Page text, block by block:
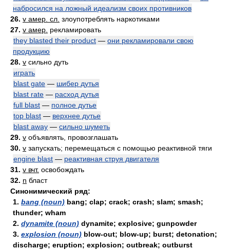
набросился на ложный идеализм своих противников
26. v амер. сл. злоупотреблять наркотиками
27. v амер. рекламировать
they blasted their product — они рекламировали свою
продукцию
28. v сильно дуть
играть
blast gate — шибер дутья
blast rate — расход дутья
full blast — полное дутье
top blast — верхнее дутье
blast away — сильно шуметь
29. v объявлять, провозглашать
30. v запускать; перемещаться с помощью реактивной тяги
engine blast — реактивная струя двигателя
31. v вчт. освобождать
32. n бласт
Синонимический ряд:
1. bang (noun) bang; clap; crack; crash; slam; smash;
thunder; wham
2. dynamite (noun) dynamite; explosive; gunpowder
3. explosion (noun) blow-out; blow-up; burst; detonation;
discharge; eruption; explosion; outbreak; outburst